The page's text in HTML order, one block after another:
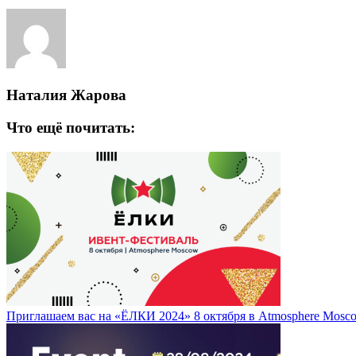
Наталия Жарова
Что ещё почитать:
Приглашаем вас на «ЁЛКИ 2024» 8 октября в Atmosphere